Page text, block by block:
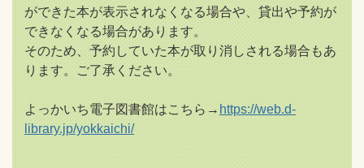
ができた本が表示されなくなる場合や、貸出や予約が
できなくなる場合があります。
そのため、予約していた本が取り消しされる場合もあ
ります。ご了承ください。
よっかいち電子図書館はこちら→ https://web.d-
library.jp/yokkaichi/